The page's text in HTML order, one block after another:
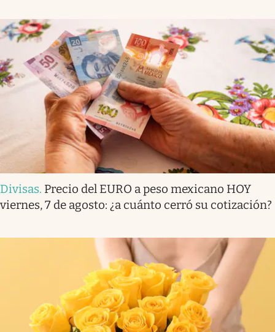
Divisas. Precio del EURO a peso mexicano HOY
viernes, 7 de agosto: ¿a cuánto cerró su cotización?